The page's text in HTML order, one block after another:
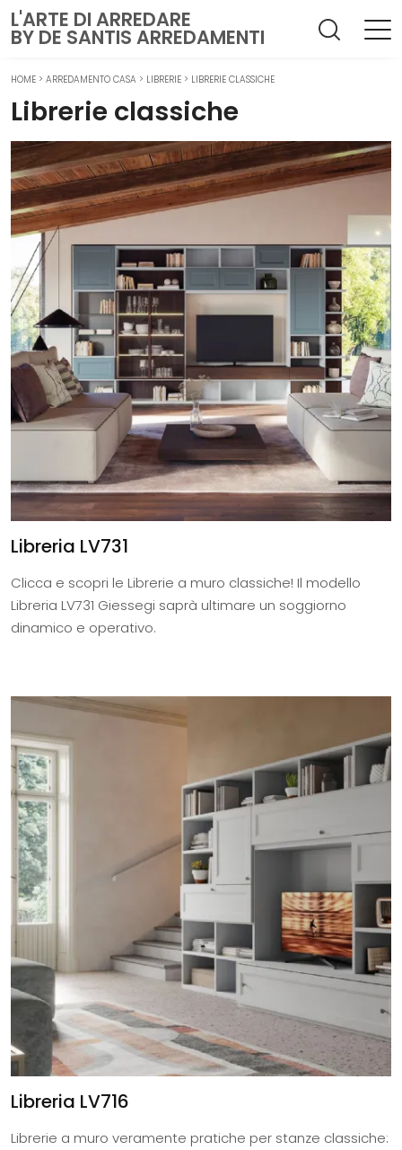
L'ARTE DI ARREDARE
BY DE SANTIS ARREDAMENTI
HOME > ARREDAMENTO CASA > LIBRERIE > LIBRERIE CLASSICHE
Librerie classiche
Libreria LV731
Clicca e scopri le Librerie a muro classiche! Il modello
Libreria LV731 Giessegi saprà ultimare un soggiorno
dinamico e operativo.
Libreria LV716
Librerie a muro veramente pratiche per stanze classiche: